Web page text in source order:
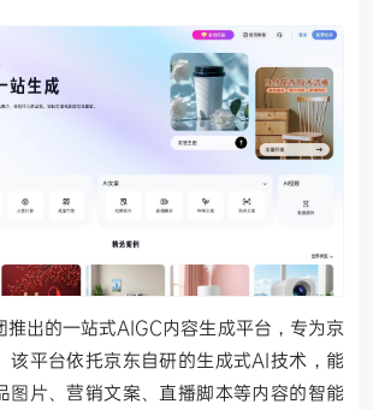
推出的一站式AIGC内容生成平台，专为京
该平台依托京东自研的生成式AI技术，能
图片、营销文案、直播脚本等内容的智能